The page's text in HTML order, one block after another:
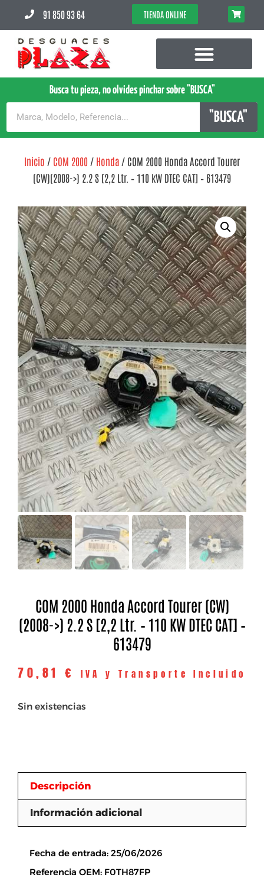
91 850 93 64 TIENDA ONLINE
Busca tu pieza, no olvides pinchar sobre "BUSCA"
"BUSCA"
Inicio / COM 2000 / Honda / COM 2000 Honda Accord Tourer
(CW)(2008->) 2.2 S [2,2 Ltr. – 110 kW DTEC CAT] – 613479
COM 2000 Honda Accord Tourer (CW)
(2008->) 2.2 S [2,2 Ltr. – 110 KW DTEC CAT] –
613479
70,81 € IVA y Transporte Incluido
Sin existencias
Descripción
Información adicional
Fecha de entrada: 25/06/2026
Referencia OEM: F0TH87FP